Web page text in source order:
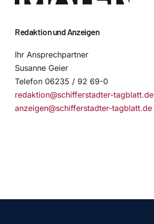
Redaktion und Anzeigen
Ihr Ansprechpartner
Susanne Geier
Telefon 06235 / 92 69-0
redaktion@schifferstadter-tagblatt.de
anzeigen@schifferstadter-tagblatt.de